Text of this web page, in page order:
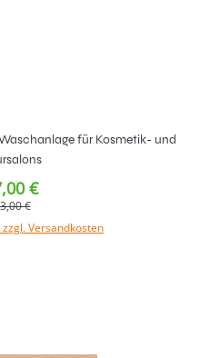
für Kosmetik- und
€
€
Versandkosten